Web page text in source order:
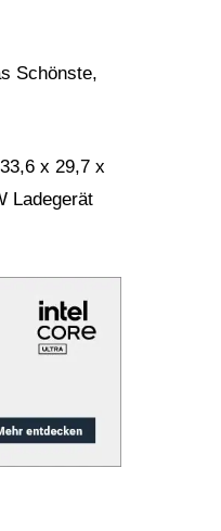
Schönste,
x 29,7 x
Ladegerät